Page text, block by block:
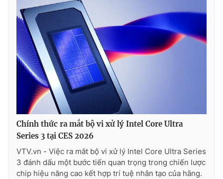
® Cấm sao chép dưới mọi hình thức nếu không có sự chấp
thuận bằng văn bản. Ghi rõ nguồn VTV.vn khi phát hành lại
thông tin từ website này.
Chính thức ra mắt bộ vi xử lý Intel Core Ultra
Series 3 tại CES 2026
VTV.vn - Việc ra mắt bộ vi xử lý Intel Core Ultra Series
3 đánh dấu một bước tiến quan trọng trong chiến lược
chip hiệu năng cao kết hợp trí tuệ nhân tạo của hãng.